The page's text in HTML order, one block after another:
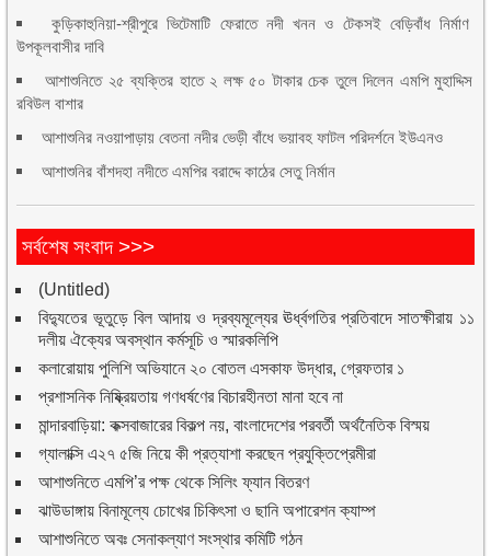
কুড়িকাহুনিয়া-শ্রীপুরে ভিটেমাটি ফেরাতে নদী খনন ও টেকসই বেড়িবাঁধ নির্মাণ
উপকূলবাসীর দাবি
আশাশুনিতে ২৫ ব্যক্তির হাতে ২ লক্ষ ৫০ টাকার চেক তুলে দিলেন এমপি মুহাদ্দিস
রবিউল বাশার
আশাশুনির নওয়াপাড়ায় বেতনা নদীর ভেড়ী বাঁধে ভয়াবহ ফাটল পরিদর্শনে ইউএনও
আশাশুনির বাঁশদহা নদীতে এমপির বরাদ্দে কাঠের সেতু নির্মান
সর্বশেষ সংবাদ >>>
(Untitled)
বিদ্যুতের ভূতুড়ে বিল আদায় ও দ্রব্যমূল্যের ঊর্ধ্বগতির প্রতিবাদে সাতক্ষীরায় ১১
দলীয় ঐক্যের অবস্থান কর্মসূচি ও স্মারকলিপি
কলারোয়ায় পুলিশি অভিযানে ২০ বোতল এসকাফ উদ্ধার, গ্রেফতার ১
প্রশাসনিক নিষ্ক্রিয়তায় গণধর্ষণের বিচারহীনতা মানা হবে না
মান্দারবাড়িয়া: কক্সবাজারের বিকল্প নয়, বাংলাদেশের পরবর্তী অর্থনৈতিক বিস্ময়
গ্যালাক্সি এ২৭ ৫জি নিয়ে কী প্রত্যাশা করছেন প্রযুক্তিপ্রেমীরা
আশাশুনিতে এমপি’র পক্ষ থেকে সিলিং ফ্যান বিতরণ
ঝাউডাঙ্গায় বিনামূল্যে চোখের চিকিৎসা ও ছানি অপারেশন ক্যাম্প
আশাশুনিতে অবঃ সেনাকল্যাণ সংস্থার কমিটি গঠন